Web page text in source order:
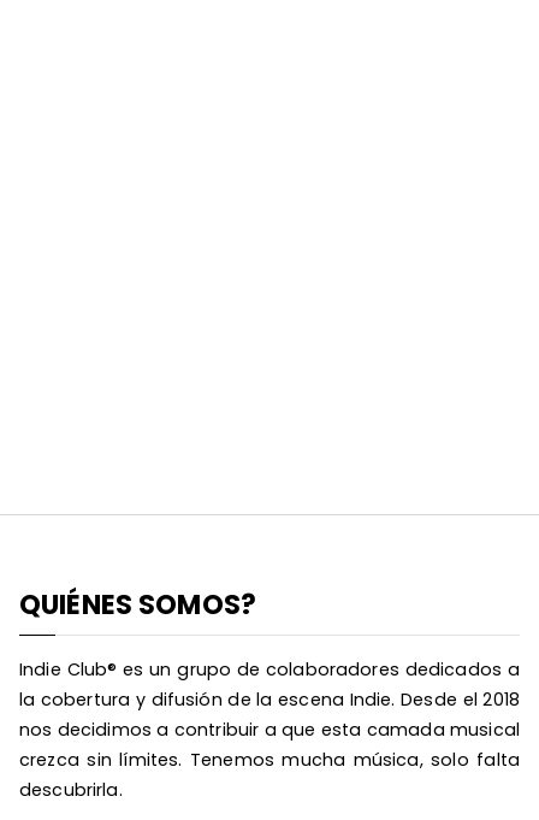
QUIÉNES SOMOS?
Indie Club® es un grupo de colaboradores dedicados a
la cobertura y difusión de la escena Indie. Desde el 2018
nos decidimos a contribuir a que esta camada musical
crezca sin límites. Tenemos mucha música, solo falta
descubrirla.